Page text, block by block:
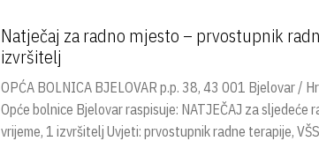
Natječaj za radno mjesto – prvostupnik
izvršitelj
OPĆA BOLNICA BJELOVAR p.p. 38, 43 001 Bjelovar /
Opće bolnice Bjelovar raspisuje: NATJEČAJ za
vrijeme, 1 izvršitelj Uvjeti: prvostupnik radne terapije,